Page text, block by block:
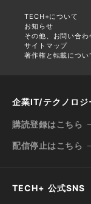
TECH+について
お知らせ
その他、お問い合わ
サイトマップ
著作権と転載につい
企業IT/テクノロ
購読登録はこちら
配信停止はこちら
TECH+ 公式SNS